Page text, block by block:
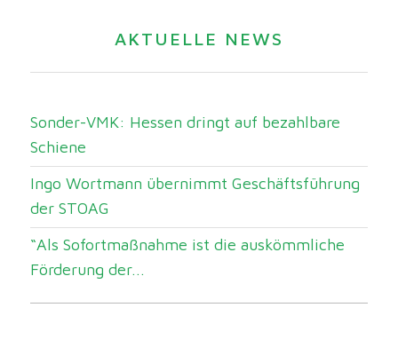
AKTUELLE NEWS
Sonder-VMK: Hessen dringt auf bezahlbare
Schiene
Ingo Wortmann übernimmt Geschäftsführung
der STOAG
“Als Sofortmaßnahme ist die auskömmliche
Förderung der...